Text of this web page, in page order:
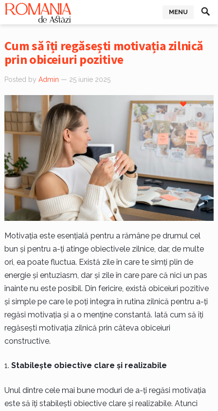
MENU
Cum să îți regăsești motivația zilnică
prin obiceiuri pozitive
Posted by Admin — 25 iunie 2025
0
1
Motivația este esențială pentru a rămâne pe drumul cel
bun și pentru a-ți atinge obiectivele zilnice, dar, de multe
ori, ea poate fluctua. Există zile în care te simți plin de
energie și entuziasm, dar și zile în care pare că nici un pas
înainte nu este posibil. Din fericire, există obiceiuri pozitive
și simple pe care le poți integra în rutina zilnică pentru a-ți
regăsi motivația și a o menține constantă. Iată cum să îți
regăsești motivația zilnică prin câteva obiceiuri
constructive.
Stabilește obiective clare și realizabile
Unul dintre cele mai bune moduri de a-ți regăsi motivația
este să îți stabilești obiective clare și realizabile. Atunci